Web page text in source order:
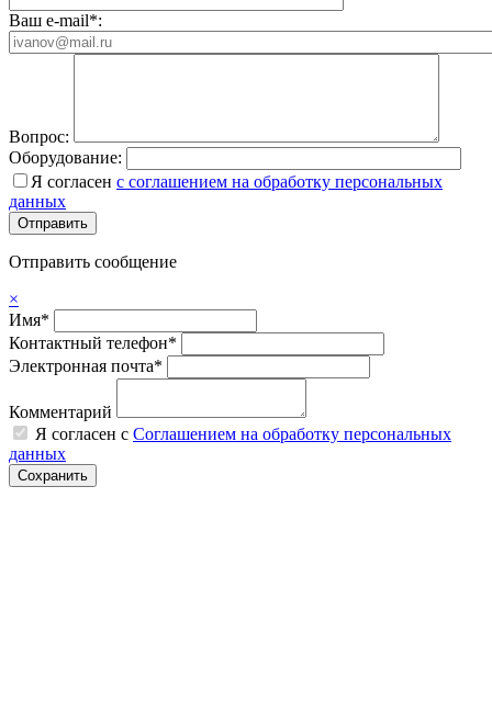
Ваш e-mail*:
Вопрос:
Оборудование:
Я согласен с соглашением на обработку персональных
данных
Отправить сообщение
×
Имя*
Контактный телефон*
Электронная почта*
Комментарий
Я согласен с Соглашением на обработку персональных
данных